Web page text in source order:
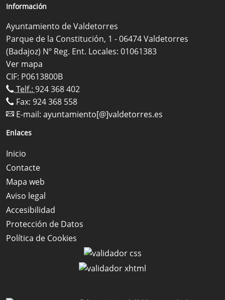
Información
Ayuntamiento de Valdetorres
Parque de la Constitución, 1 - 06474 Valdetorres
(Badajoz) Nº Reg. Ent. Locales: 01061383
Ver mapa
CIF: P0613800B
Telf.: 924 368 402
Fax: 924 368 558
E-mail: ayuntamiento[@]valdetorres.es
Enlaces
Inicio
Contacte
Mapa web
Aviso legal
Accesibilidad
Protección de Datos
Política de Cookies